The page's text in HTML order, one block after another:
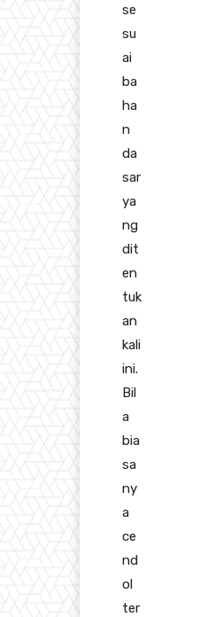
se
su
ai
ba
ha
n
da
sar
ya
ng
dit
en
tuk
an
kali
ini.
Bil
a
bia
sa
ny
a
ce
nd
ol
ter